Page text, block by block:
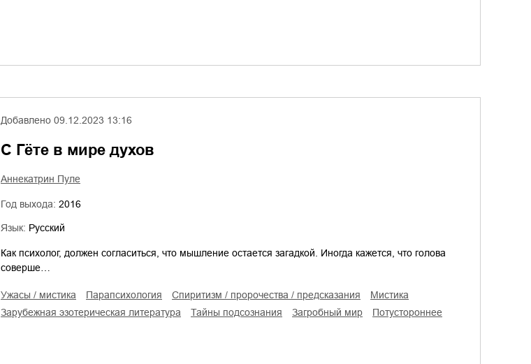
Добавлено 09.12.2023 13:16
C Гёте в мире духов
Аннекатрин Пуле
Год выхода: 2016
Язык: Русский
Как психолог, должен согласиться, что мышление остается загадкой. Иногда кажется, что голова
соверше…
ужасы / мистика парапсихология спиритизм / пророчества / предсказания
мистика
зарубежная эзотерическая литература
тайны подсознания загробный мир потустороннее